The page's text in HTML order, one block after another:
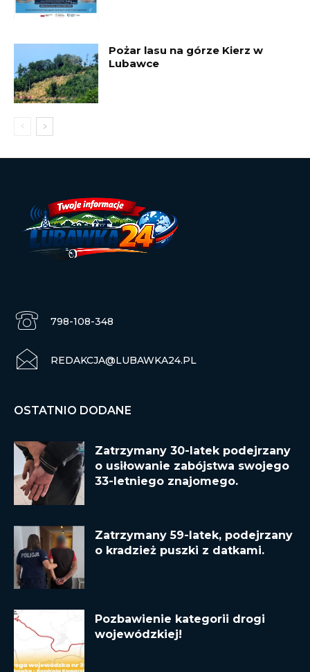
Pożar lasu na górze Kierz w
Lubawce
798-108-348
REDAKCJA@LUBAWKA24.PL
OSTATNIO DODANE
Zatrzymany 30-latek podejrzany
o usiłowanie zabójstwa swojego
33-letniego znajomego.
Zatrzymany 59-latek, podejrzany
o kradzież puszki z datkami.
Pozbawienie kategorii drogi
wojewódzkiej!